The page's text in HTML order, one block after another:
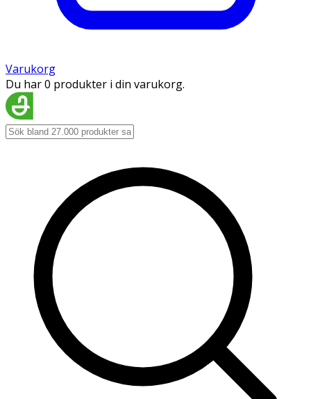
Varukorg
Du har 0 produkter i din varukorg.